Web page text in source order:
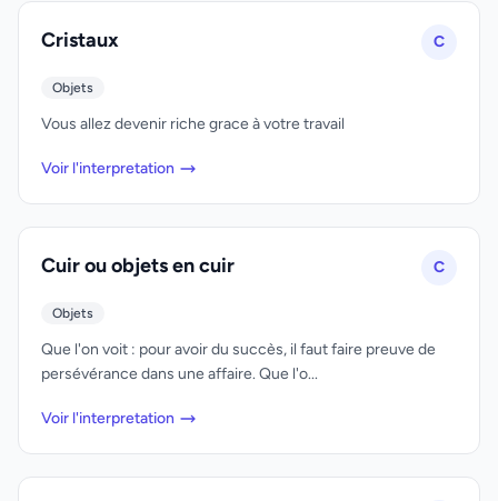
Cristaux C
Objets
Vous allez devenir riche grace à votre travail
Voir l'interpretation
Cuir ou objets en cuir C
Objets
Que l'on voit : pour avoir du succès, il faut faire preuve de
persévérance dans une affaire. Que l'o...
Voir l'interpretation